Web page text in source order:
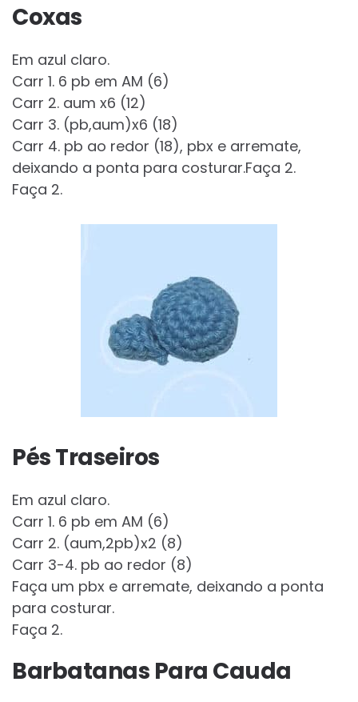
Coxas
Em azul claro.
Carr 1. 6 pb em AM (6)
Carr 2. aum x6 (12)
Carr 3. (pb,aum)x6 (18)
Carr 4. pb ao redor (18), pbx e arremate,
deixando a ponta para costurar.Faça 2.
Faça 2.
Pés Traseiros
Em azul claro.
Carr 1. 6 pb em AM (6)
Carr 2. (aum,2pb)x2 (8)
Carr 3-4. pb ao redor (8)
Faça um pbx e arremate, deixando a ponta
para costurar.
Faça 2.
Barbatanas Para Cauda